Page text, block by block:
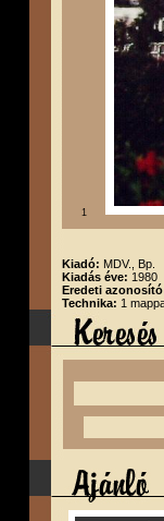
1
Kiadó: MDV., Bp.
Kiadás éve: 1980
Eredeti
Technika: 1